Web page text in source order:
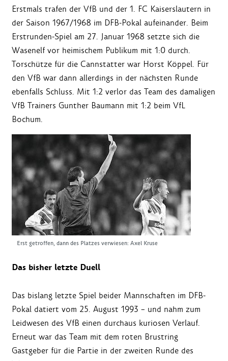
Erstmals trafen der VfB und der 1. FC Kaiserslautern in
der Saison 1967/1968 im DFB-Pokal aufeinander. Beim
Erstrunden-Spiel am 27. Januar 1968 setzte sich die
Wasenelf vor heimischem Publikum mit 1:0 durch.
Torschütze für die Cannstatter war Horst Köppel. Für
den VfB war dann allerdings in der nächsten Runde
ebenfalls Schluss. Mit 1:2 verlor das Team des damaligen
VfB Trainers Gunther Baumann mit 1:2 beim VfL
Bochum.
Erst getroffen, dann des Platzes verwiesen: Axel Kruse
Das bisher letzte Duell
Das bislang letzte Spiel beider Mannschaften im DFB-
Pokal datiert vom 25. August 1993 – und nahm zum
Leidwesen des VfB einen durchaus kuriosen Verlauf.
Erneut war das Team mit dem roten Brustring
Gastgeber für die Partie in der zweiten Runde des